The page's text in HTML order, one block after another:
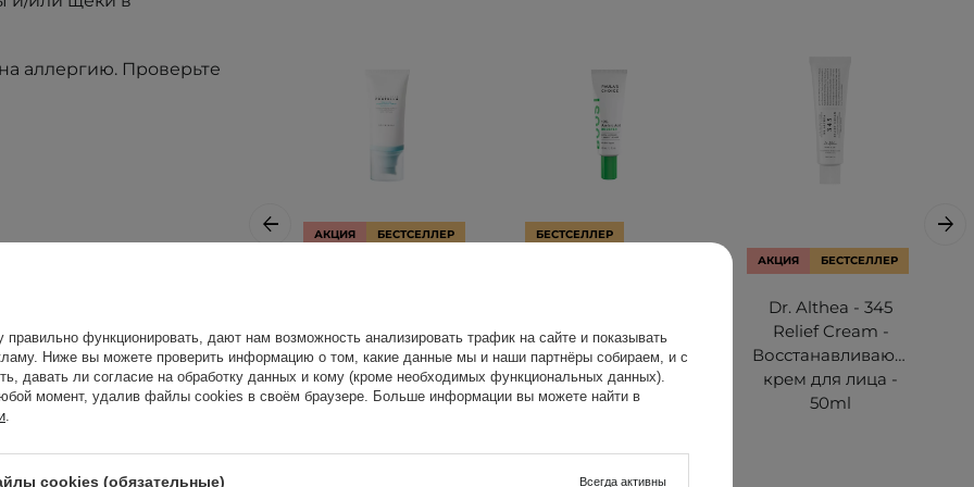
аллергию. Проверьте
использования.
прекратить
месте. Перепады
на свойства
АКЦИЯ
БЕСТСЕЛЛЕР
Madagascar
Centella Hyalu-
Cica Water-Fit Sun
Serum SPF50+
Увлажняющий
БЕСТСЕЛЛЕР
Azelaic Acid
Booster -
Сыворотка с
азелаиновой
30ml
АКЦИЯ БЕСТСЕЛЛЕР
Dr. Althea - 345
Relief Cream -
Восстанавливающий
крем для лица -
50ml
функционировать, дают нам возможность анализировать трафик на сайте и показывать
Ниже вы можете проверить информацию о том, какие данные мы и наши партнёры собираем, и с
давать ли согласие на обработку данных и кому (кроме необходимых функциональных данных).
момент, удалив файлы cookies в своём браузере. Больше информации вы можете найти в
.
cookies (обязательные) Всегда активны